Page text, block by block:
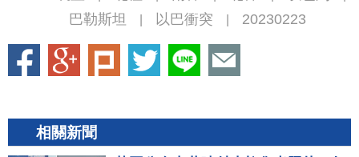
巴勒斯坦 以巴衝突 20230223
相關新聞